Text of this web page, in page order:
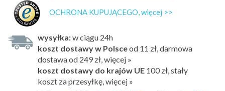
OCHRONA KUPUJĄCEGO, więcej >>
wysyłka:w ciągu 24h
koszt dostawy w Polsceod 11 zł, darmowa
dostawa od 249 zł, więcej »
koszt dostawy do krajów UE 100 zł, stały
koszt za przesyłkę, więcej »